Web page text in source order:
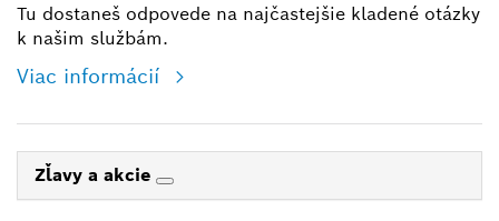
Tu dostaneš odpovede na najčastejšie kladené otázky
k našim službám.
Viac informácií
Zľavy a akcie